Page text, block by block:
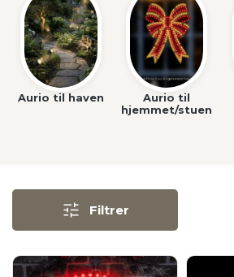
Aurio til haven
Aurio til
hjemmet/stuen
Filtrer